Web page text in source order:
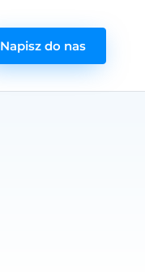
Napisz do nas